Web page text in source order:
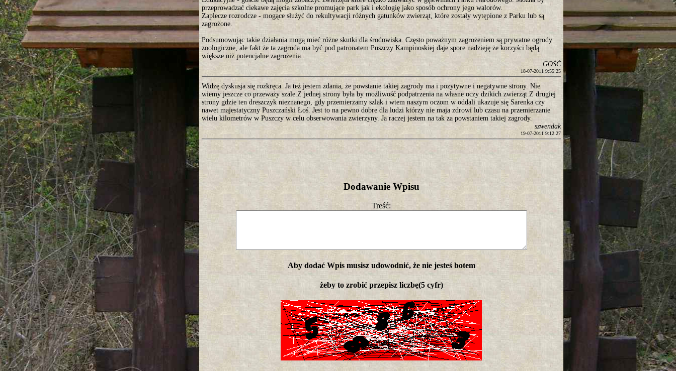
przeprowadzać ciekawe zajęcia szkolne promujące park jak i ekologię jako sposób ochrony jego walorów.
Zaplecze rozrodcze - mogące służyć do rekultywacji różnych gatunków zwierząt, które zostały wytępione z Parku lub są
zagrożone.
Podsumowując takie działania mogą mieć różne skutki dla środowiska. Często poważnym zagrożeniem są prywatne ogrody
zoologiczne, ale fakt że ta zagroda ma być pod patronatem Puszczy Kampinoskiej daje spore nadzieję że korzyści będą
większe niż potencjalne zagrożenia.
GOŚĆ
18-07-2011 9:55:25
Widzę dyskusja się rozkręca. Ja też jestem zdania, że powstanie takiej zagrody ma i pozytywne i negatywne strony. Nie
wiemy jeszcze co przeważy szale.Z jednej strony była by możliwość podpatrzenia na własne oczy dzikich zwierząt.Z drugiej
strony gdzie ten dreszczyk nieznanego, gdy przemierzamy szlak i wtem naszym oczom w oddali ukazuje się Sarenka czy
nawet majestatyczny Puszczański Łoś. Jest to na pewno dobre dla ludzi którzy nie maja zdrowi lub czasu na przemierzanie
wielu kilometrów w Puszczy w celu obserwowania zwierzyny. Ja raczej jestem na tak za powstaniem takiej zagrody.
szwendak
19-07-2011 9:12:27
Dodawanie Wpisu
Treść:
Aby dodać Wpis musisz udowodnić, że nie jesteś botem
żeby to zrobić przepisz liczbę(5 cyfr)